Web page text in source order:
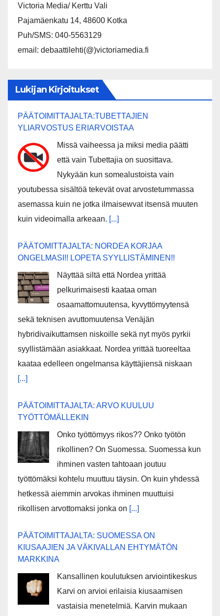
Victoria Media/ Kerttu Vali
Pajamäenkatu 14, 48600 Kotka
Puh/SMS: 040-5563129
email: debaattilehti(@)victoriamedia.fi
Lukijan Kirjoitukset
PÄÄTOIMITTAJALTA:TUBETTAJIEN
YLIARVOSTUS ERIARVOISTAA
Missä vaiheessa ja miksi media päätti
että vain Tubettajia on suosittava.
Nykyään kun somealustoista vain
youtubessa sisältöä tekevät ovat arvostetummassa
asemassa kuin ne jotka ilmaisewvat itsensä muuten
kuin videoimalla arkeaan. [...]
PÄÄTOMITTAJALTA: NORDEA KORJAA
ONGELMASI!! LOPETA SYYLLISTÄMINEN!!
Näyttää siltä että Nordea yrittää
pelkurimaisesti kaataa oman
osaamattomuutensa, kyvyttömyytensä
sekä teknisen avuttomuutensa Venäjän
hybridivaikuttamsen niskoille sekä nyt myös pyrkii
syyllistämään asiakkaat. Nordea yrittää tuoreeltaa
kaataa edelleen ongelmansa käyttäjiensä niskaan
[...]
PÄÄTOIMITTAJALTA: ARVO KUULUU
TYÖTTÖMÄLLEKIN
Onko työttömyys rikos?? Onko työtön
rikollinen? On Suomessa. Suomessa kun
ihminen vasten tahtoaan joutuu
työttömäksi kohtelu muuttuu täysin. On kuin yhdessä
hetkessä aiemmin arvokas ihminen muuttuisi
rikollisen arvottomaksi jonka on [...]
PÄÄTOIMITTAJALTA: SUOMESSA ON
KIUSAAJIEN JA VÄKIVALLAN EHTYMÄTÖN
MARKKINA
Kansallinen koulutuksen arviointikeskus
Karvi on arvioi erilaisia kiusaamisen
vastaisia menetelmiä. Karvin mukaan